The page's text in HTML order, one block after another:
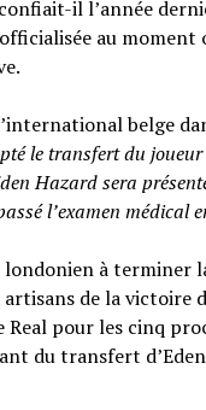
il l’année
au moment
belge
le transfert du
Hazard sera
l’examen médical
londonien à terminer
de la victoire
Real pour les cinq
du transfert